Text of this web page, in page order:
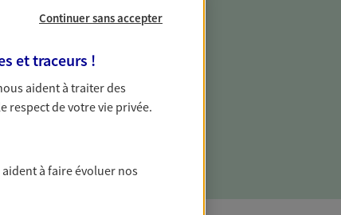
pour vous proposer des
les risques liés à votre
liés à votre vie privée. Un seul
besoins, ça change tout.
Continuer sans accepter
et traceurs !
aident à traiter des
respect de votre vie privée.
à faire évoluer nos